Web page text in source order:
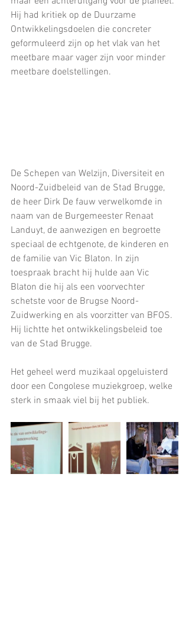
Hij had kritiek op de Duurzame
Ontwikkelingsdoelen die concreter
geformuleerd zijn op het vlak van het
meetbare maar vager zijn voor minder
meetbare doelstellingen.
De Schepen van Welzijn, Diversiteit en
Noord-Zuidbeleid van de Stad Brugge,
de heer Dirk De fauw verwelkomde in
naam van de Burgemeester Renaat
Landuyt, de aanwezigen en begroette
speciaal de echtgenote, de kinderen en
de familie van Vic Blaton. In zijn
toespraak bracht hij hulde aan Vic
Blaton die hij als een voorvechter
schetste voor de Brugse Noord-
Zuidwerking en als voorzitter van BFOS.
Hij lichtte het ontwikkelingsbeleid toe
van de Stad Brugge.
Het geheel werd muzikaal opgeluisterd
door een Congolese muziekgroep, welke
sterk in smaak viel bij het publiek.